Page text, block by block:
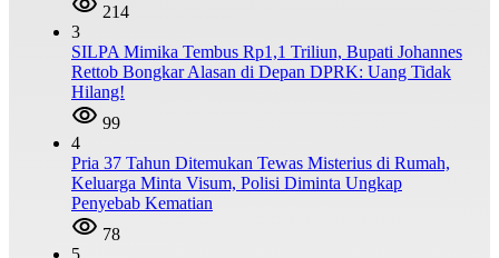
214
3
SILPA Mimika Tembus Rp1,1 Triliun, Bupati Johannes
Rettob Bongkar Alasan di Depan DPRK: Uang Tidak
Hilang!
99
4
Pria 37 Tahun Ditemukan Tewas Misterius di Rumah,
Keluarga Minta Visum, Polisi Diminta Ungkap
Penyebab Kematian
78
5